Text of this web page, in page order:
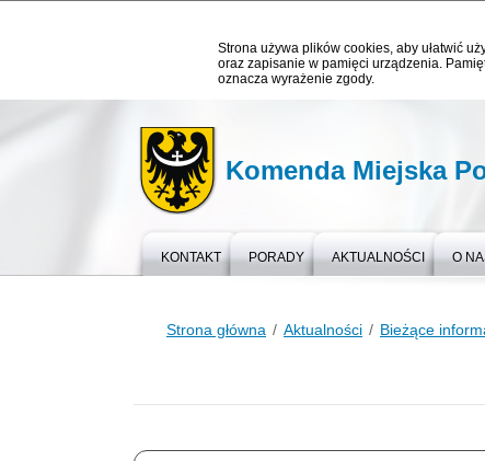
Strona używa plików cookies, aby ułatwić
oraz zapisanie w pamięci urządzenia.
oznacza wyrażenie zgody.
Komenda Miejska
KONTAKT PORADY AKTUALNOŚCI O
Strona główna Aktualności Bieżące